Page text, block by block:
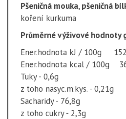
Pšeničná mouka, pšeničná
koření kurkuma
Průměrné výživové hodnoty
Ener.hodnota kJ / 100g
Ener.hodnota kcal / 100g
Tuky - 0,6g
z toho nasyc.m.kys. - 0,21g
Sacharidy - 76,8g
z toho cukry - 2,3g